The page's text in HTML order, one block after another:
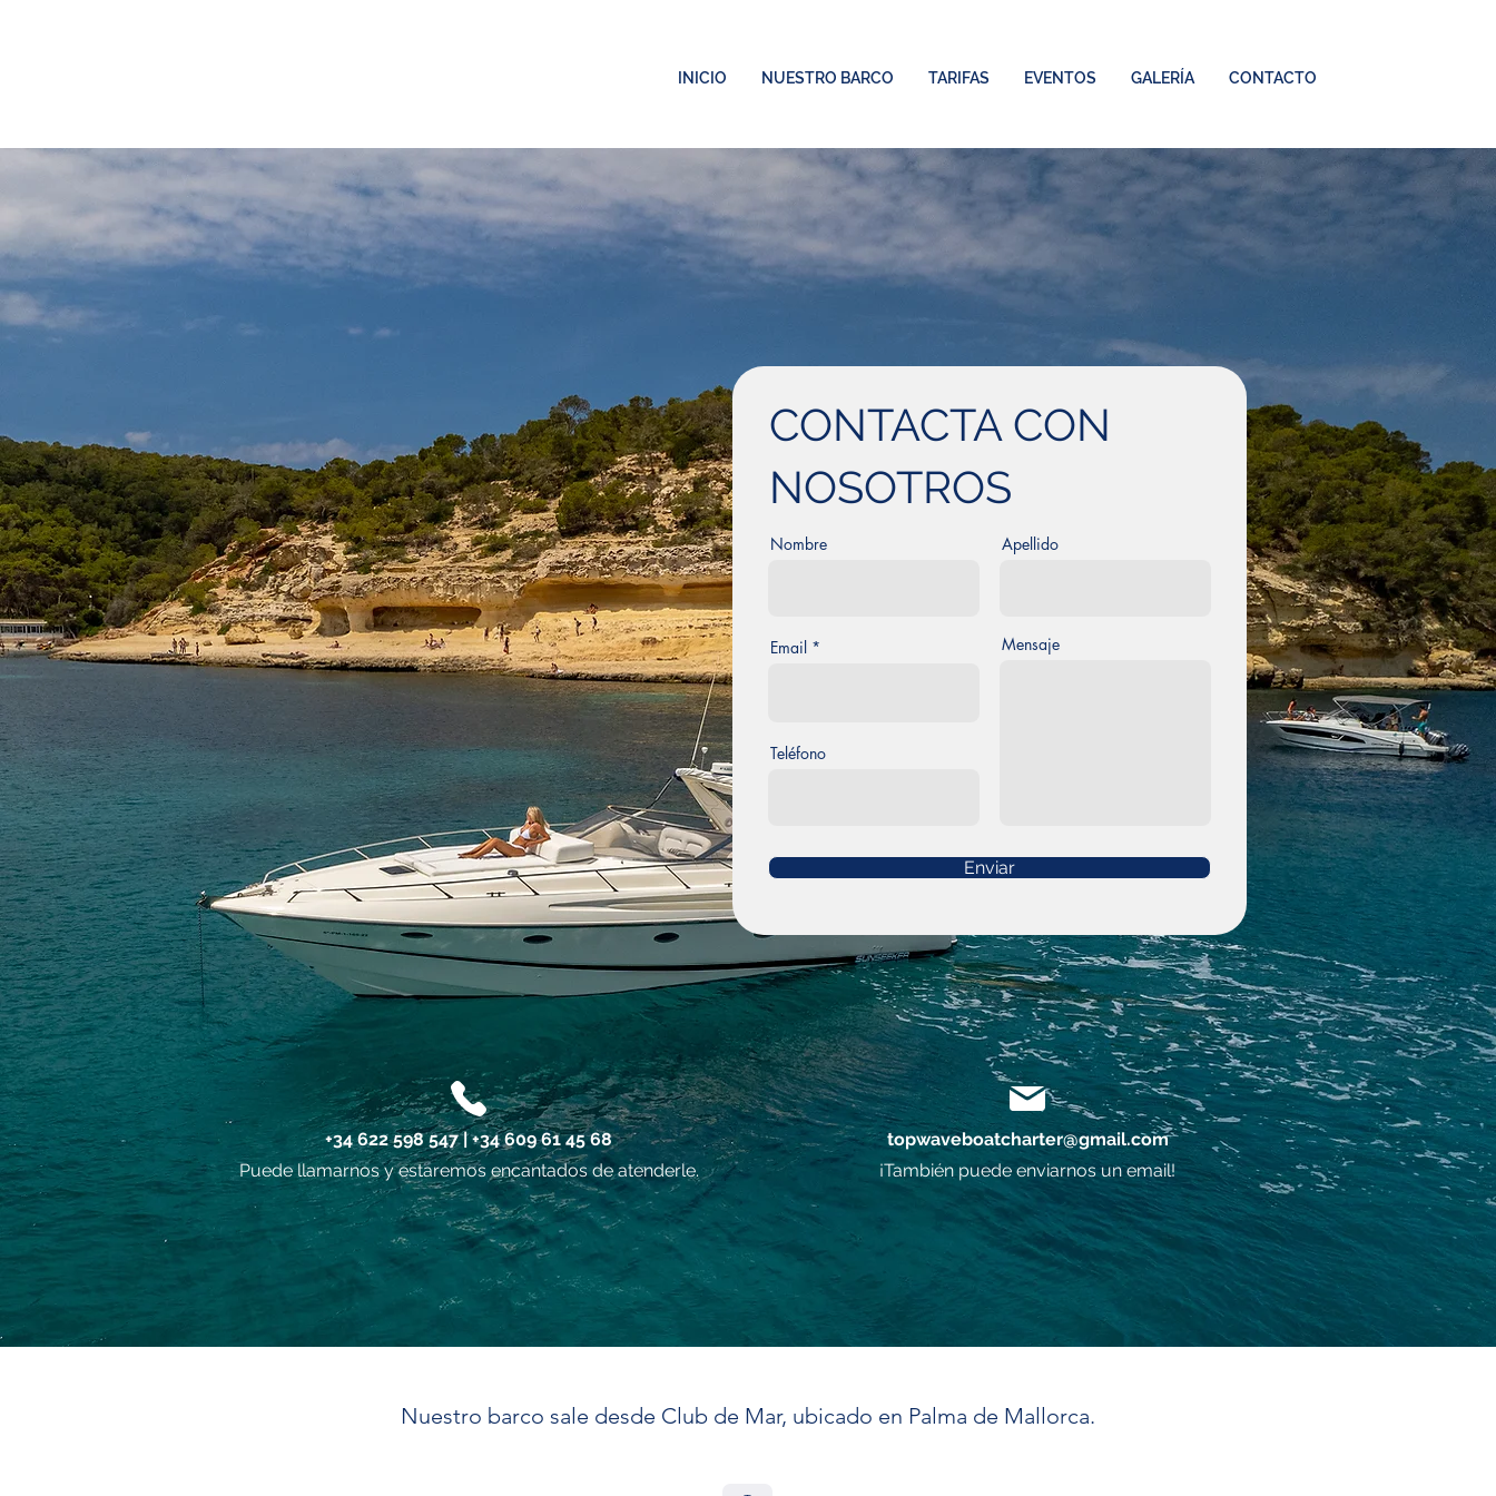
INICIO NUESTRO BARCO TARIFAS EVENTOS GALERÍA CONTACTO
CONTACTA CON
NOSOTROS
Nombre Apellido
Email
Teléfono
Mensaje
Enviar
Puede llamarnos y estaremos encantados de atenderle.
+34 622 598 547 | +34 609 61 45 68
topwaveboatcharter@gmail.com
¡También puede enviarnos un email!
Nuestro barco sale desde Club de Mar, ubicado en Palma de Mallorca.